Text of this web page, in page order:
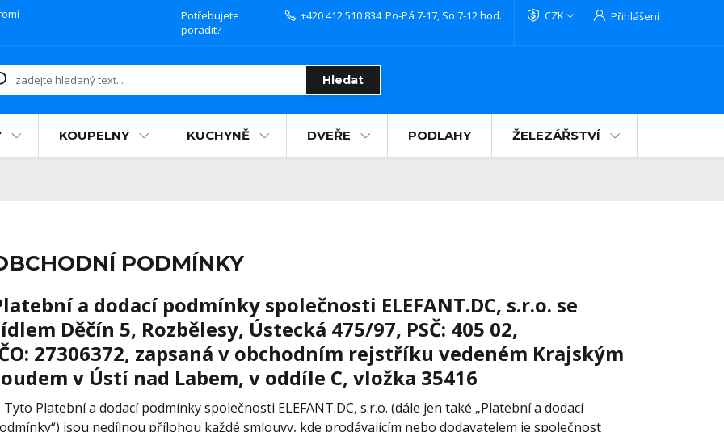
CZK Přihlášení
Hledat
Potřebujete
poradit?
+420 412 510 834 Po-Pá 7-17, So 7-12 hod.
KOUPELNY KUCHYNĚ DVEŘE PODLAHY ŽELEZÁŘSTVÍ
PODMÍNKY
a dodací podmínky společnosti ELEFANT.DC, s.r.o. se
Děčín 5, Rozbělesy, Ústecká 475/97, PSČ: 405 02,
27306372, zapsaná v obchodním rejstříku vedeném Krajským
v Ústí nad Labem, v oddíle C, vložka 35416
Tyto Platební a dodací podmínky společnosti ELEFANT.DC, s.r.o. (dále jen také „Platební a dodací
jsou nedílnou přílohou každé smlouvy, kde prodávajícím nebo dodavatelem je společnost